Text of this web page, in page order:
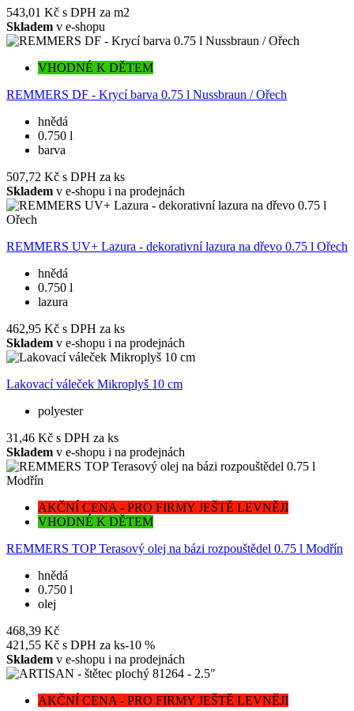
543,01 Kč s DPH za m2
Skladem v e-shopu
VHODNÉ K DĚTEM
REMMERS DF - Krycí barva 0.75 l Nussbraun / Ořech
hnědá
0.750 l
barva
507,72 Kč s DPH za ks
Skladem v e-shopu i na prodejnách
REMMERS UV+ Lazura - dekorativní lazura na dřevo 0.75 l Ořech
hnědá
0.750 l
lazura
462,95 Kč s DPH za ks
Skladem v e-shopu i na prodejnách
Lakovací váleček Mikroplyš 10 cm
polyester
31,46 Kč s DPH za ks
Skladem v e-shopu i na prodejnách
AKČNÍ CENA - PRO FIRMY JEŠTĚ LEVNĚJI
VHODNÉ K DĚTEM
REMMERS TOP Terasový olej na bázi rozpouštědel 0.75 l Modřín
hnědá
0.750 l
olej
468,39 Kč
421,55 Kč s DPH za ks-10 %
Skladem v e-shopu i na prodejnách
AKČNÍ CENA - PRO FIRMY JEŠTĚ LEVNĚJI